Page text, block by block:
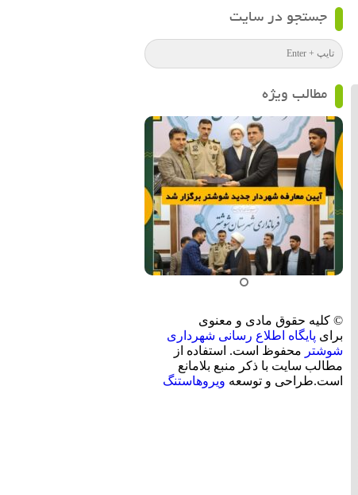
جستجو در سایت
مطالب ویژه
© کلیه حقوق مادی و معنوی
برای پایگاه اطلاع رسانی شهرداری
شوشتر محفوظ است. استفاده از
مطالب سایت با ذکر منبع بلامانع
است.طراحی و توسعه ویروهاستنگ